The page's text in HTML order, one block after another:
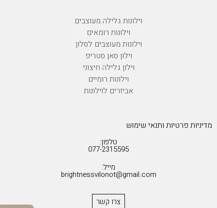
וילונות גלילה מעוצבים
וילונות רומאים
וילונות מעוצבים לסלון
וילון סאן סטריפ
וילון גלילה חיצוני
וילונות רומיים
אביזרים לוילונות
מדיניות פרטיות ותנאי שימוש
טלפון:
077-2315595
מייל:
brightnessvilonot@gmail.com
צרו קשר